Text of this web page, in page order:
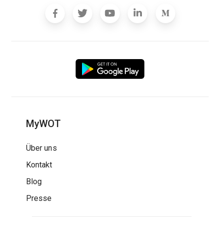
MyWOT
Über uns
Kontakt
Blog
Presse